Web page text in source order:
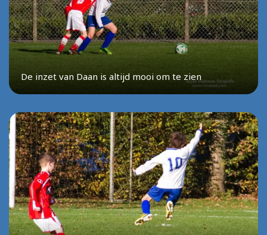
De inzet van Daan is altijd mooi om te zien